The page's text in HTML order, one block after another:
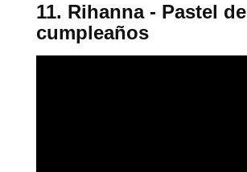
11. Rihanna - Pastel de
cumpleaños